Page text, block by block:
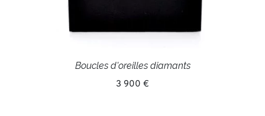
Boucles d'oreilles diamants
3 900 €